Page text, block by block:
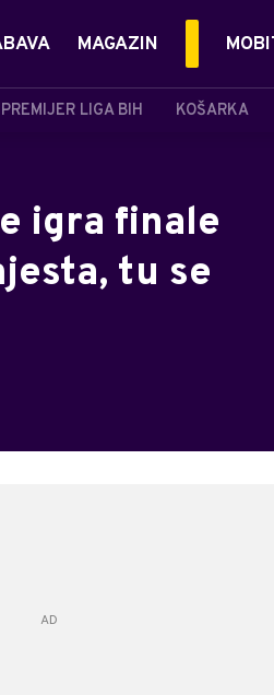
PREMIJER LIGA BIH KOŠARKA
MAGAZIN
igra finale
tu se